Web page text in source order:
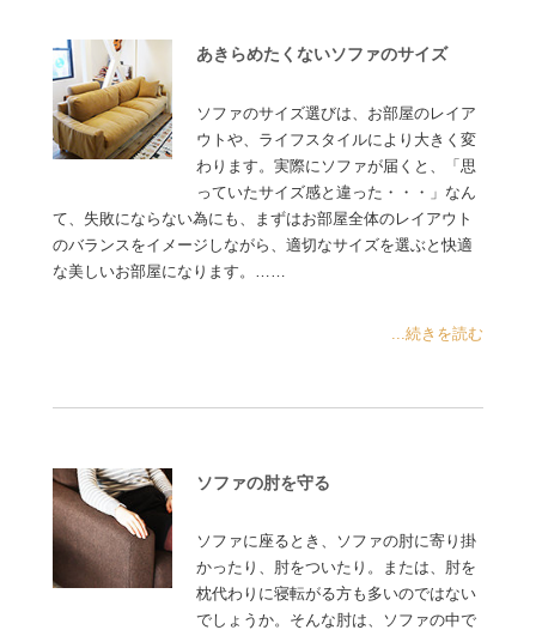
あきらめたくないソファのサイズ
ソファのサイズ選びは、お部屋のレイア
ウトや、ライフスタイルにより大きく変
わります。実際にソファが届くと、「思
っていたサイズ感と違った・・・」なん
て、失敗にならない為にも、まずはお部屋全体のレイアウト
のバランスをイメージしながら、適切なサイズを選ぶと快適
な美しいお部屋になります。……
...続きを読む
ソファの肘を守る
ソファに座るとき、ソファの肘に寄り掛
かったり、肘をついたり。または、肘を
枕代わりに寝転がる方も多いのではない
でしょうか。そんな肘は、ソファの中で